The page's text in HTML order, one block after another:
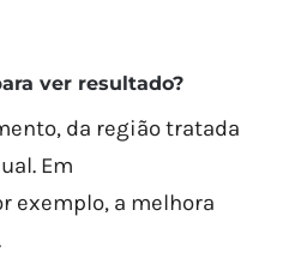
ver resultado?
da região tratada
Em
exemplo, a melhora